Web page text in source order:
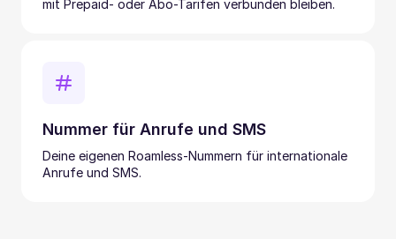
mit Prepaid- oder Abo-Tarifen verbunden bleiben.
Nummer für Anrufe und SMS
Deine eigenen Roamless-Nummern für internationale
Anrufe und SMS.